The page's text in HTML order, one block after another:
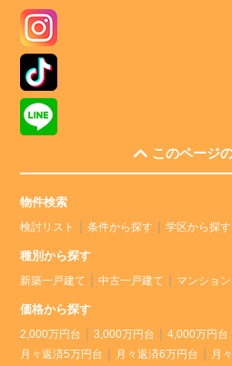
このページ
物件検索
検討リスト 条件から探す 学区から探す
種別から探す
新築一戸建て 中古一戸建て マンション
価格から探す
2,000万円台 3,000万円台 4,000万円台
月々返済5万円台
月々返済6万円台
月